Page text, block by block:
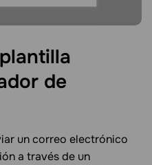
de
un correo electrónico
a través de un